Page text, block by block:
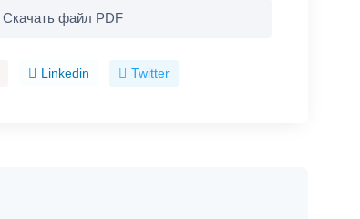
Скачать файл PDF
Linkedin Twitter